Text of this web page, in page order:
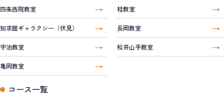
四条西院教室 桂教室
知求館ギャラクシー（伏見） 長岡教室
宇治教室 松井山手教室
亀岡教室
コース一覧